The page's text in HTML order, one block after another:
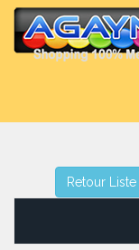
Retour Liste